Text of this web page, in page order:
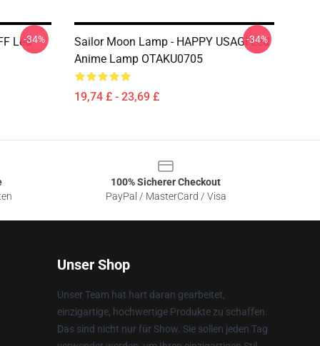
Led-34%
Sailor Moon Lamp - HAPPY USAGI Led
Anime Lamp OTAKU0705
19,74 £ - 23,69 £
-34%
100% Sicherer Checkout
PayPal / MasterCard / Visa
Unser Shop
Unser Team hat hart daran gearbeitet,
einzigartige, hochwertige Produkte zu schaffen.
Das sind nicht nur für Show. Sie sollen jeden Tag